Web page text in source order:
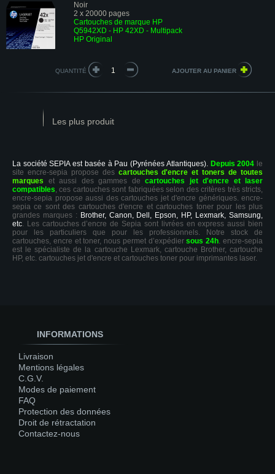
Noir
2 x 20000 pages
Cartouches de marque HP
Q5942XD - HP 42XD - Multipack
HP Original
QUANTITÉ
Les plus produit
La société SEPIA est basée à Pau (Pyrénées Atlantiques). Depuis 2004 le
site encre-sepia propose des cartouches d'encre et toners de toutes
marques et aussi des gammes de cartouches jet d'encre et laser
compatibles, ces cartouches sont fabriquées selon des critères très stricts,
encre-sepia propose aussi des cartouches jet d'encre génériques. encre-
sepia ce sont des cartouches d'encre et cartouches toner pour les plus
grandes marques : Brother, Canon, Dell, Epson, HP, Lexmark, Samsung,
etc. Les cartouches d’encre de Sepia sont livrées en express aussi bien
pour les particuliers que pour les professionnels. Notre stock de
cartouches, encre et toner, nous permet d’expédiersous 24h. encre-sepia
est le spécialiste de la cartouche Lexmark, cartouche Brother, cartouche
HP, etc. cartouches jet d'encre et cartouches toner pour imprimantes laser.
INFORMATIONS
Livraison
Mentions légales
C.G.V.
Modes de paiement
FAQ
Protection des données
Droit de rétractation
Contactez-nous